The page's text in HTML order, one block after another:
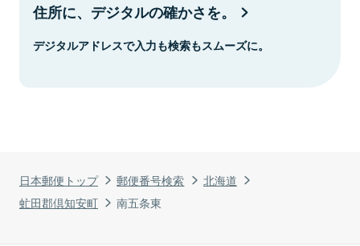
日本郵便トップ 郵便番号検索
北海道
虻田郡倶知安町
南五条東
住所に、デジタルの確かさを。
デジタルアドレスで入力も検索もスムーズに。